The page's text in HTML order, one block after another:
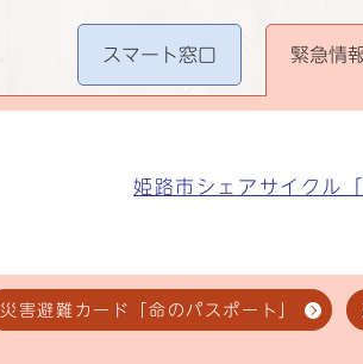
スマート窓口 緊急情
姫路市シェアサイクル
災害避難カード「命のパスポート」